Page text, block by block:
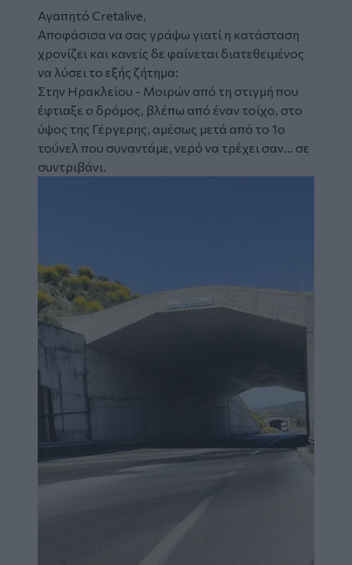
Αγαπητό Cretalive,
Αποφάσισα να σας γράψω γιατί η κατάσταση
χρονίζει και κανείς δε φαίνεται διατεθειμένος
να λύσει το εξής ζήτημα:
Στην Ηρακλείου - Μοιρών από τη στιγμή που
έφτιαξε ο δρόμος, βλέπω από έναν τοίχο, στο
ύψος της Γέργερης, αμέσως μετά από το 1ο
τούνελ που συναντάμε, νερό να τρέχει σαν... σε
συντριβάνι.